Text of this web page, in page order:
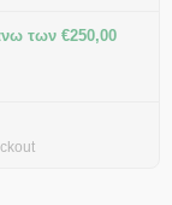
των €250,00